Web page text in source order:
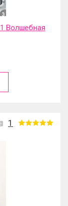
Волшебная
1